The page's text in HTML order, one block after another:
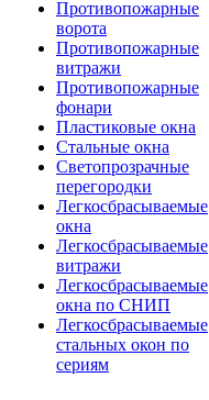
Противопожарные
ворота
Противопожарные
витражи
Противопожарные
фонари
Пластиковые окна
Стальные окна
Светопрозрачные
перегородки
Легкосбрасываемые
окна
Легкосбрасываемые
витражи
Легкосбрасываемые
окна по СНИП
Легкосбрасываемые
стальных окон по
сериям